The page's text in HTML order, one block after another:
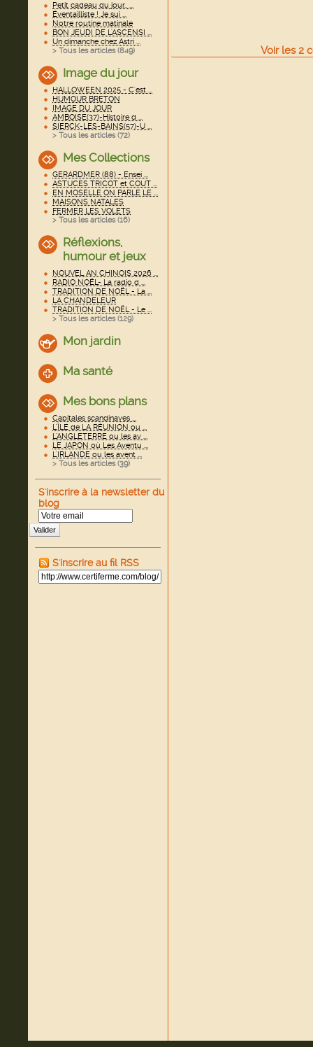
Petit cadeau du jour.. ...
Éventailliste ! Je sui ...
Notre routine matinale
BON JEUDI DE L'ASCENSI ...
Un dimanche chez Astri ...
> Tous les articles (849)
Image du jour
HALLOWEEN 2025 - C'est ...
HUMOUR BRETON
IMAGE DU JOUR
AMBOISE(37)-Histoire d ...
SIERCK-LES-BAINS(57)-U ...
> Tous les articles (72)
Mes Collections
GERARDMER (88) - Ensei ...
ASTUCES TRICOT et COUT ...
EN MOSELLE ON PARLE LE ...
MAISONS NATALES
FERMER LES VOLETS
> Tous les articles (16)
Réflexions,
humour et jeux
NOUVEL AN CHINOIS 2026 ...
RADIO NOËL- La radio d ...
TRADITION DE NOËL - La ...
LA CHANDELEUR
TRADITION DE NOËL - Le ...
> Tous les articles (129)
Mon jardin
Ma santé
Mes bons plans
Capitales scandinaves ...
L'ÎLE de LA RÉUNION ou ...
L'ANGLETERRE ou les av ...
LE JAPON où Les Aventu ...
L'IRLANDE ou les avent ...
> Tous les articles (39)
S'inscrire à la newsletter du
blog
Valider
S'inscrire au fil RSS
Voir les 2